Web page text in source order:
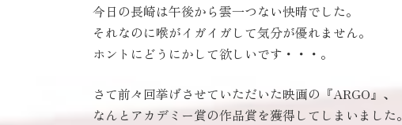
新
日
時
:
今日の長崎は午後から雲一つない快晴でした。
それなのに喉がイガイガして気分が優れません。
ホントにどうにかして欲しいです・・・。
さて前々回挙げさせていただいた映画の『ARGO』、
なんとアカデミー賞の作品賞を獲得してしまいました。